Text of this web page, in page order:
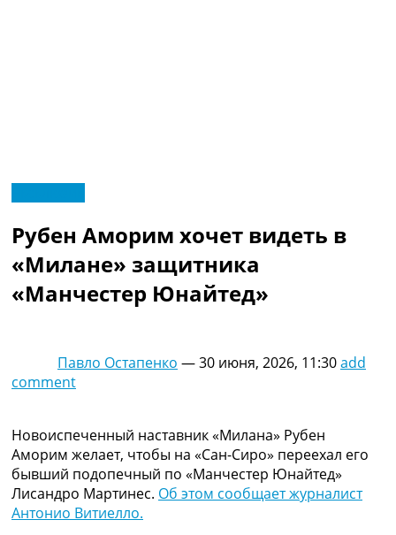
МенюНовости футбола
Видео
Трансферы
Новости футбола Украины
Логин
Рейтинги
Турниры
Чемпионат Мира
Украина. Премьер-Лига
Украина. Первая Лига
Лига Чемпионов
Рубен Аморим хочет видеть в
«Милане» защитника
«Манчестер Юнайтед»
Павло Остапенко —30 июня, 2026, 11:30add
comment
Новоиспеченный наставник «Милана» Рубен
Аморим желает, чтобы на «Сан-Сиро» переехал его
бывший подопечный по «Манчестер Юнайтед»
Лисандро Мартинес. Об этом сообщает журналист
Антонио Витиелло.